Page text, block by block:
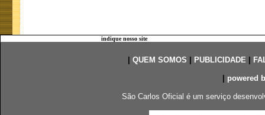
indique nosso site
QUEM SOMOS PUBLICIDADE|
powered
São Carlos Oficial é um serviço